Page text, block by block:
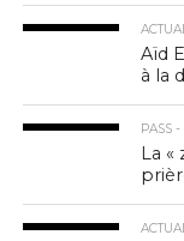
Aïd
à la
PASS -
La «